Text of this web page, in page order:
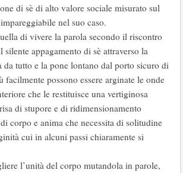
di sè di alto valore sociale misurato sul
nel suo caso.
di vivere la parola secondo il riscontro
appagamento di sè attraverso la
da tutto e la pone lontano dal porto sicuro di
facilmente possono essere arginate le onde
che le restituisce una vertiginosa
di stupore e di ridimensionamento
corpo e anima che necessita di solitudine
cui in alcuni passi chiaramente si
l’unità del corpo mutandola in parole,